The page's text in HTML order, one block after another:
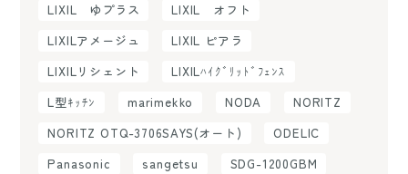
LIXIL ゆプラス
LIXIL オフト
LIXILアメージュ
LIXIL ピアラ
LIXILリシェント
LIXILﾊｲｸﾞﾘｯﾄﾞﾌｪﾝｽ
L型ｷｯﾁﾝ
marimekko NODA
NORITZ
NORITZ OTQ-3706SAYS(オート)
ODELIC
Panasonic
sangetsu
SDG-1200GBM